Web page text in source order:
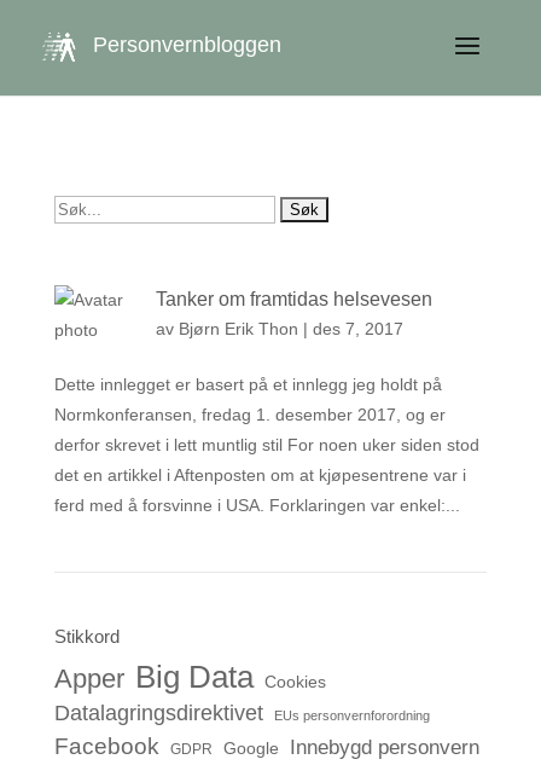
Personvernbloggen
Søk
Tanker om framtidas helsevesen
av Bjørn Erik Thon | des 7, 2017
Dette innlegget er basert på et innlegg jeg holdt på
Normkonferansen, fredag 1. desember 2017, og er
derfor skrevet i lett muntlig stil For noen uker siden stod
det en artikkel i Aftenposten om at kjøpesentrene var i
ferd med å forsvinne i USA. Forklaringen var enkel:...
Stikkord
Apper Big Data Cookies
Datalagringsdirektivet EUs personvernforordning
Facebook GDPR Google Innebygd personvern